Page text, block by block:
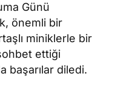
Günü
önemli bir
miniklerle bir
ettiği
başarılar diledi.